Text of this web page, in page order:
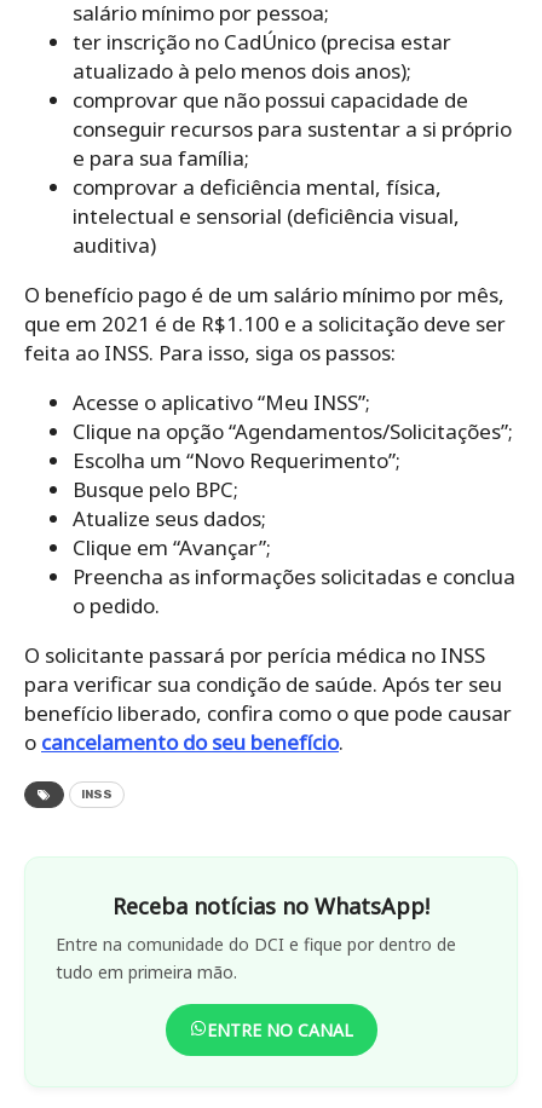
salário mínimo por pessoa;
ter inscrição no CadÚnico (precisa estar
atualizado à pelo menos dois anos);
comprovar que não possui capacidade de
conseguir recursos para sustentar a si próprio
e para sua família;
comprovar a deficiência mental, física,
intelectual e sensorial (deficiência visual,
auditiva)
O benefício pago é de um salário mínimo por mês,
que em 2021 é de R$1.100 e a solicitação deve ser
feita ao INSS. Para isso, siga os passos:
Acesse o aplicativo “Meu INSS”;
Clique na opção “Agendamentos/Solicitações”;
Escolha um “Novo Requerimento”;
Busque pelo BPC;
Atualize seus dados;
Clique em “Avançar”;
Preencha as informações solicitadas e conclua
o pedido.
O solicitante passará por perícia médica no INSS
para verificar sua condição de saúde. Após ter seu
benefício liberado, confira como o que pode causar
o cancelamento do seu benefício.
INSS
Receba notícias no WhatsApp!
Entre na comunidade do DCI e fique por dentro de
tudo em primeira mão.
ENTRE NO CANAL